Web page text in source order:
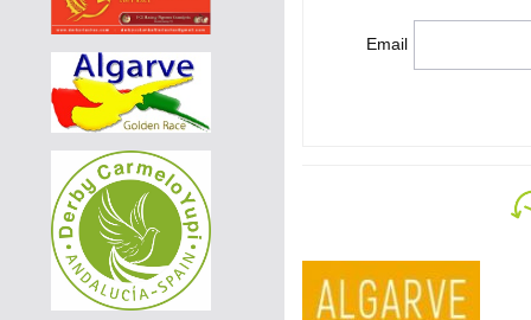
DE-25-07364-1570|700 EUR
AGD WINTER RACE 2026 - 13B
PT-6365101-26|65 EUR
DERBY BORRACHOS 2026 - 2A
DE-25-01367-1944|550 EUR
AGD WINTER RACE 2026 - 13A
PT-6297512-26|60 EUR
DERBY BORRACHOS 2026 - 2B
DE-25-07364-1606 | 120 EUR
Email